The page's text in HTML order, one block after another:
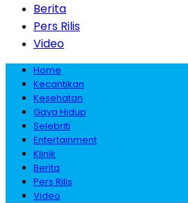
Berita
Pers Rilis
Video
Home
Kecantikan
Kesehatan
Gaya Hidup
Selebriti
Entertainment
Klinik
Berita
Pers Rilis
Video